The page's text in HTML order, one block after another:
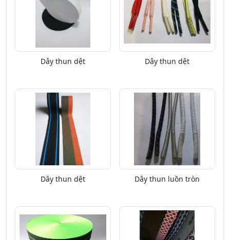
Dây thun dệt Dây thun dệt
Dây thun dệt Dây thun luồn tròn